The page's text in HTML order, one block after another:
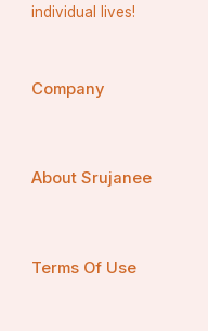
individual lives!
Company
About Srujanee
Terms Of Use